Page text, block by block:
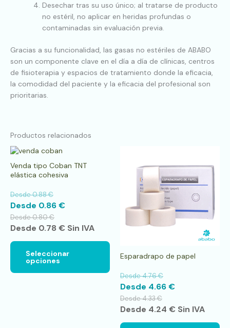
Desechar tras su uso único; al tratarse de producto
no estéril, no aplicar en heridas profundas o
contamina­das sin evaluación previa.
Gracias a su funcionalidad, las gasas no estériles de ABABO
son un componente clave en el día a día de clínicas, centros
de fisioterapia y espacios de tratamiento donde la eficacia,
la comodidad del paciente y la eficacia del profesional son
prioritarias.
Productos relacionados
Venda tipo Coban TNT
elástica cohesiva
Desde0.88€
Desde 0.86€
Desde0.80€
Desde 0.78 € Sin IVA
Seleccionar
opciones
múltiples
variantes.
opciones
pueden
en
página
de
producto
Esparadrapo de papel
Desde4.76€
Desde 4.66€
Desde4.33€
Desde 4.24 € Sin IVA